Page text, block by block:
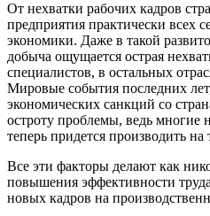
От нехватки рабочих кадров
предприятия практически всех
экономики. Даже в такой
добыча ощущается острая
специалистов, в остальных
Мировые события последних
экономических санкций со
остроту проблемы, ведь многие
теперь придется производить
Все эти факторы делают как
повышения эффективности
новых кадров на